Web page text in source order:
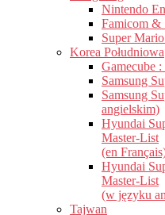
Nintendo
Famicom &
Super
Korea Południowa
Gamecube
Samsung
Samsung
angielskim)
Hyundai
Master-List
(en
Hyundai
Master-List
(w języku
Tajwan